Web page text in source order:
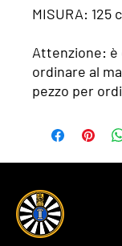
MISURA: 125
Attenzione:
ordinare al
pezzo per